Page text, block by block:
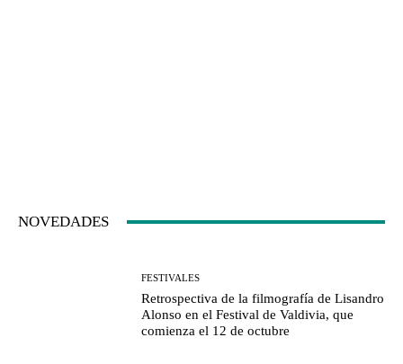
NOVEDADES
FESTIVALES
Retrospectiva de la filmografía de Lisandro
Alonso en el Festival de Valdivia, que
comienza el 12 de octubre